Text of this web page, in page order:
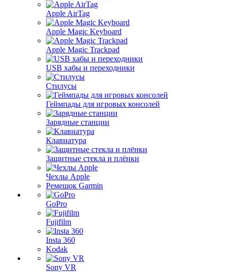
Apple AirTag
Apple Magic Keyboard
Apple Magic Trackpad
USB хабы и переходники
Стилусы
Геймпады для игровых консолей
Зарядные станции
Клавиатура
Защитные стекла и плёнки
Чехлы Apple
Ремешок Garmin
GoPro
Fujifilm
Insta 360
Kodak
Sony VR